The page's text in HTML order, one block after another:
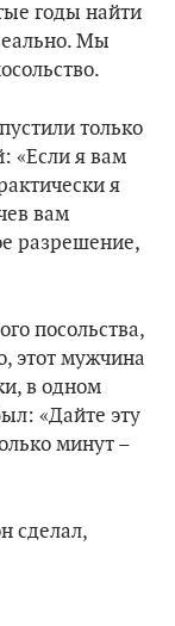
годы найти
Мы
только
«Если я вам
я
вам
разрешение,
посольства,
этот мужчина
в одном
«Дайте эту
минут –
сделал,